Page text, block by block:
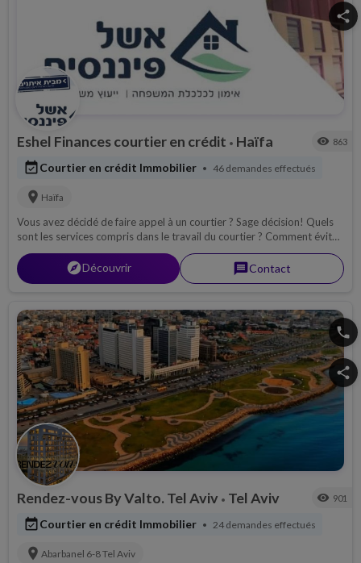
share
Eshel Finances courtier en crédit • Haïfa visibility 863
event_availableCourtier en crédit Immobilier • 46 demandes effectués
location_on Haïfa
Vous avez décidé de faire appel à un courtier ? Sage décision! Quels
sont les services compris dans le travail du courtier ? Comment éviter
les quiproquos et mener en toute tranquillité votre acquisition sans
surprises ?! Nous vous proposons de découvrir Eshel Finance avec
Sholom Elmaleh.
explorerDécouvrir messageContact
phone
share
Rendez-vous By Valto. Tel Aviv • Tel Aviv visibility 901
event_availableCourtier en crédit Immobilier • 24 demandes effectués
location_on Abarbanel 6-8Tel Aviv